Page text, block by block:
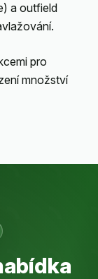
a outfield
pro
množství